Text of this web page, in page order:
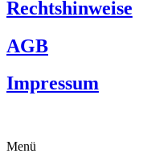
Rechtshinweise
AGB
Impressum
Menü